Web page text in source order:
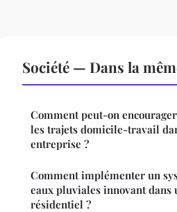
Société — Dans la
Comment peut-on
les trajets domicile-travail
entreprise ?
Comment implémenter un
eaux pluviales innovant dans
résidentiel ?